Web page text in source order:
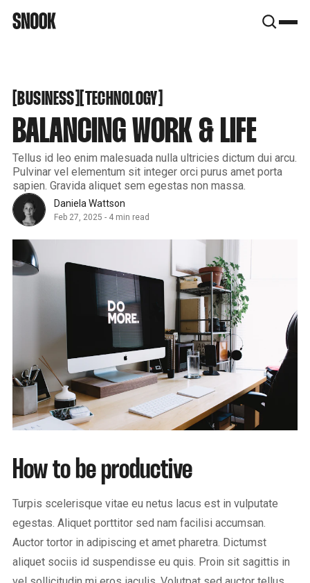
BUSINESS TECHNOLOGY
BALANCING WORK & LIFE
Tellus id leo enim malesuada nulla ultricies dictum dui arcu.
Pulvinar vel elementum sit integer orci purus amet porta
sapien. Gravida aliquet sem egestas non massa.
Daniela Wattson
Feb 27, 2025 - 4 min read
How to be productive
Turpis scelerisque vitae eu netus lacus est in vulputate
egestas. Aliquet porttitor sed nam facilisi accumsan.
Auctor tortor in adipiscing et amet pharetra. Dictumst
aliquet sociis id suspendisse eu quis. Proin sit sagittis in